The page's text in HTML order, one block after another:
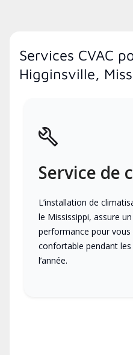
Services CVAC
Higginsville,
Service de
L’installation de
le Mississippi, assure
performance pour vous
confortable pendant
l’année.